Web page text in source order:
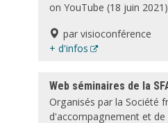
on YouTube (18 juin 2021)
par visioconférence
+ d'infos
Web séminaires de la
Organisés par la Société
d'accompagnement et de